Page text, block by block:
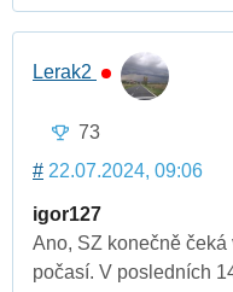
Lerak2
73
# 22.07.2024, 09:06
igor127
Ano, SZ konečně
počasí. V posledních